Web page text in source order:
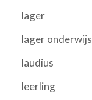
lager
lager onderwijs
laudius
leerling